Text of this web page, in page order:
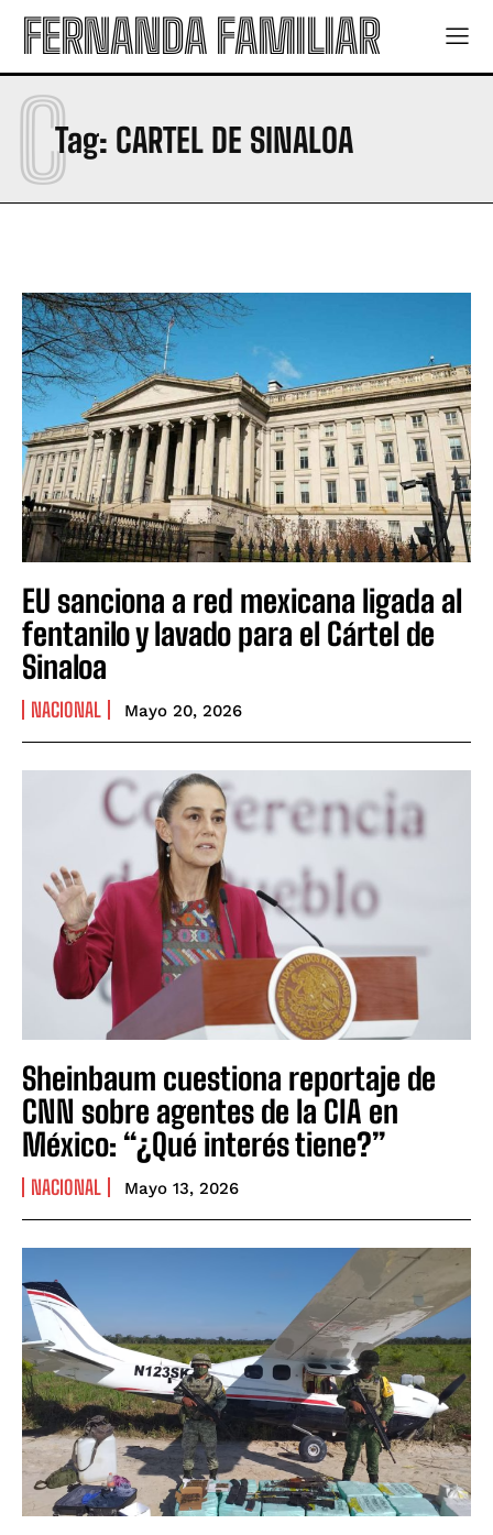
FERNANDA FAMILIAR
Tag: CARTEL DE SINALOA
C
EU sanciona a red mexicana ligada al
fentanilo y lavado para el Cártel de
Sinaloa
NACIONAL Mayo 20, 2026
Sheinbaum cuestiona reportaje de
CNN sobre agentes de la CIA en
México: “¿Qué interés tiene?”
NACIONAL Mayo 13, 2026